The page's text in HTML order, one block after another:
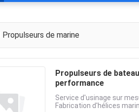
Propulseurs de marine
Propulseurs de
performance
Service d'usinage sur
Fabrication d'hélices